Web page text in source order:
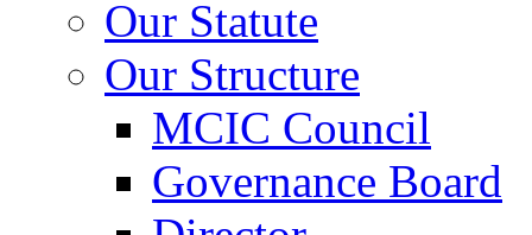
Our Statute
Our Structure
MCIC Council
Governance Board